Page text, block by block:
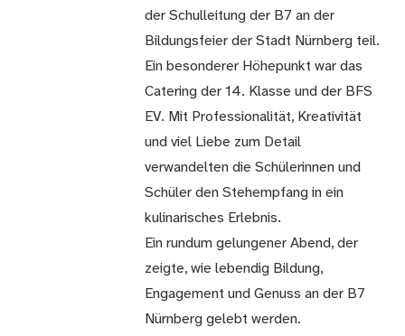
der Schulleitung der B7 an der
Bildungsfeier der Stadt Nürnberg teil.
Ein besonderer Höhepunkt war das
Catering der 14. Klasse und der BFS
EV. Mit Professionalität, Kreativität
und viel Liebe zum Detail
verwandelten die Schülerinnen und
Schüler den Stehempfang in ein
kulinarisches Erlebnis.
Ein rundum gelungener Abend, der
zeigte, wie lebendig Bildung,
Engagement und Genuss an der B7
Nürnberg gelebt werden.